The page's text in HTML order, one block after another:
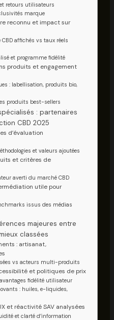
retours utilisateurs
marque
reconnu et impact sur
affichés vs taux réels
et programme fidélité
produits et engagement
: labellisation, produits bio,
produits best-sellers
: partenaires
CBD 2025
d’évaluation
et valeurs ajoutées
et critères de
averti du marché CBD
utile pour
issus des médias
majeures entre
classées
: artisanat,
vs acteurs multi-produits
et politiques de prix
fidélité utilisateur
: huiles, e-liquides,
et réactivité SAV analysées
et clarté d’information